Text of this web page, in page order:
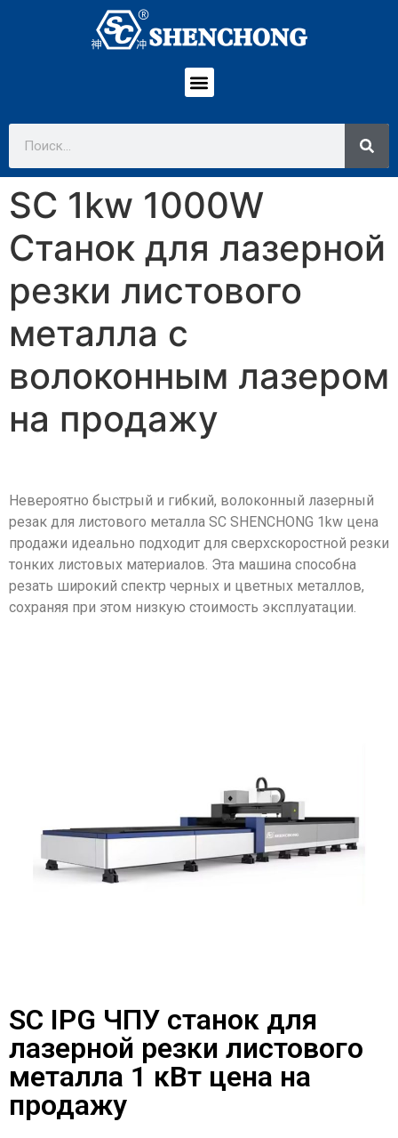
SC 1kw 1000W
Станок для лазерной
резки листового
металла с
волоконным лазером
на продажу
Невероятно быстрый и гибкий, волоконный лазерный
резак для листового металла SC SHENCHONG 1kw цена
продажи идеально подходит для сверхскоростной резки
тонких листовых материалов. Эта машина способна
резать широкий спектр черных и цветных металлов,
сохраняя при этом низкую стоимость эксплуатации.
SC IPG ЧПУ станок для
лазерной резки листового
металла 1 кВт цена на
продажу